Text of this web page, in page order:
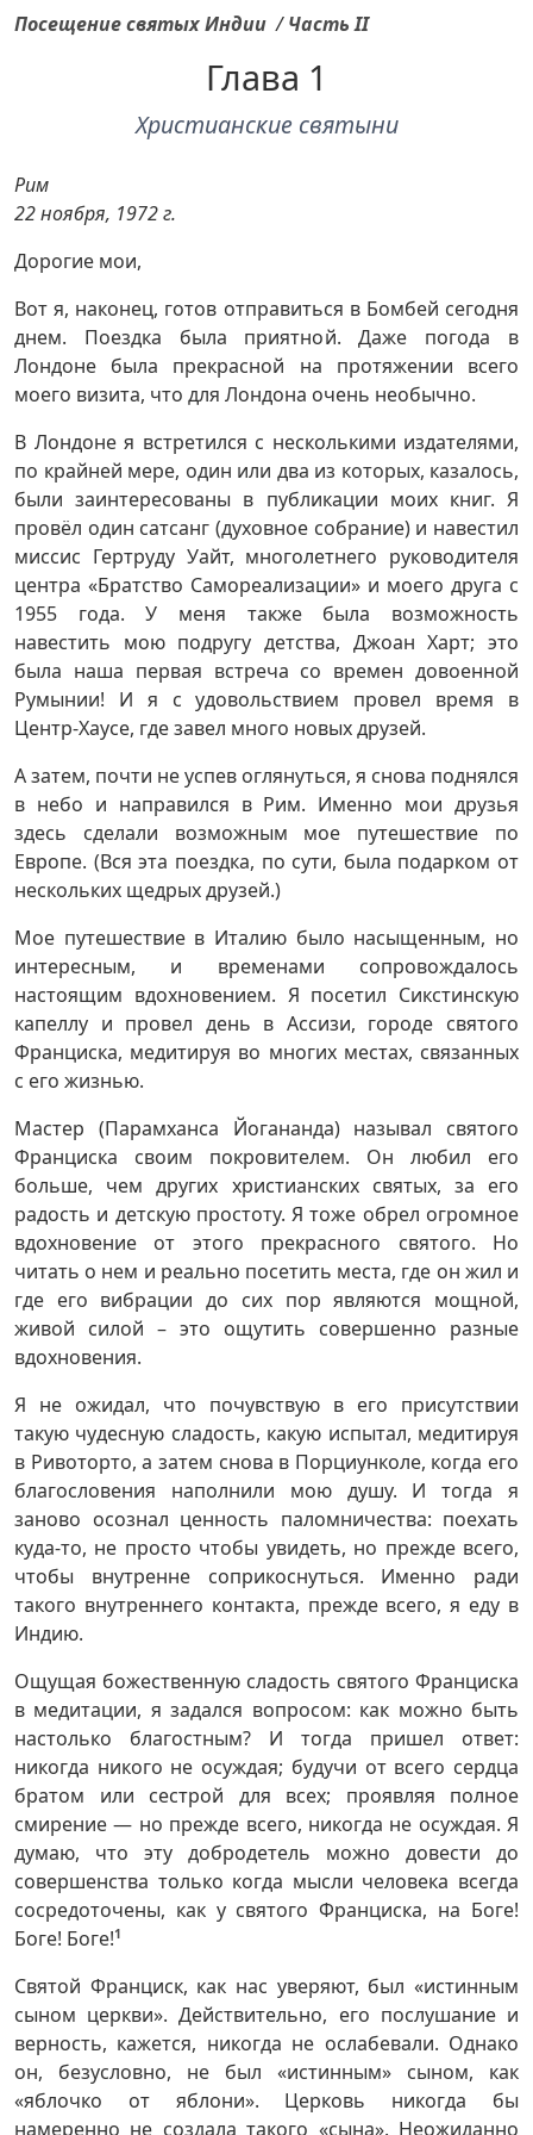
Посещение святых Индии /Часть II
Глава 1
Христианские святыни
Рим
22 ноября, 1972 г.
Дорогие мои,
Вот я, наконец, готов отправиться в Бомбей сегодня
днем. Поездка была приятной. Даже погода в
Лондоне была прекрасной на протяжении всего
моего визита, что для Лондона очень необычно.
В Лондоне я встретился с несколькими издателями,
по крайней мере, один или два из которых, казалось,
были заинтересованы в публикации моих книг. Я
провёл один сатсанг (духовное собрание) и навестил
миссис Гертруду Уайт, многолетнего руководителя
центра «Братство Самореализации» и моего друга с
1955 года. У меня также была возможность
навестить мою подругу детства, Джоан Харт; это
была наша первая встреча со времен довоенной
Румынии! И я с удовольствием провел время в
Центр-Хаусе, где завел много новых друзей.
А затем, почти не успев оглянуться, я снова поднялся
в небо и направился в Рим. Именно мои друзья
здесь сделали возможным мое путешествие по
Европе. (Вся эта поездка, по сути, была подарком от
нескольких щедрых друзей.)
Мое путешествие в Италию было насыщенным, но
интересным, и временами сопровождалось
настоящим вдохновением. Я посетил Сикстинскую
капеллу и провел день в Ассизи, городе святого
Франциска, медитируя во многих местах, связанных
с его жизнью.
Мастер (Парамханса Йогананда) называл святого
Франциска своим покровителем. Он любил его
больше, чем других христианских святых, за его
радость и детскую простоту. Я тоже обрел огромное
вдохновение от этого прекрасного святого. Но
читать о нем и реально посетить места, где он жил и
где его вибрации до сих пор являются мощной,
живой силой – это ощутить совершенно разные
вдохновения.
Я не ожидал, что почувствую в его присутствии
такую ​​чудесную сладость, какую испытал, медитируя
в Ривоторто, а затем снова в Порциунколе, когда его
благословения наполнили мою душу. И тогда я
заново осознал ценность паломничества: поехать
куда-то, не просто чтобы увидеть, но прежде всего,
чтобы внутренне соприкоснуться. Именно ради
такого внутреннего контакта, прежде всего, я еду в
Индию.
Ощущая божественную сладость святого Франциска
в медитации, я задался вопросом: как можно быть
настолько благостным? И тогда пришел ответ:
никогда никого не осуждая; будучи от всего сердца
братом или сестрой для всех; проявляя полное
смирение — но прежде всего, никогда не осуждая. Я
думаю, что эту добродетель можно довести до
совершенства только когда мысли человека всегда
сосредоточены, как у святого Франциска, на Боге!
Боге! Боге!1
Святой Франциск, как нас уверяют, был «истинным
сыном церкви». Действительно, его послушание и
верность, кажется, никогда не ослабевали. Однако
он, безусловно, не был «истинным» сыном, как
«яблочко от яблони». Церковь никогда бы
намеренно не создала такого «сына». Неожиданно